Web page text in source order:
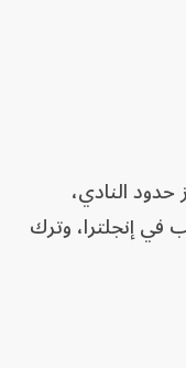
حدود النادي،
في إنجلترا، وترك